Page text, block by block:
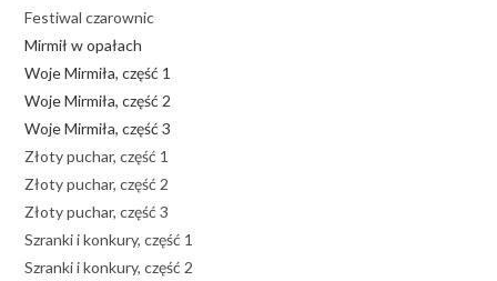
Festiwal czarownic
Mirmił w opałach
Woje Mirmiła, część 1
Woje Mirmiła, część 2
Woje Mirmiła, część 3
Złoty puchar, część 1
Złoty puchar, część 2
Złoty puchar, część 3
Szranki i konkury, część 1
Szranki i konkury, część 2